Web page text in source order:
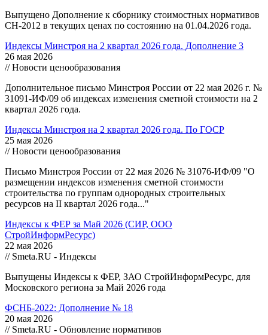
Выпущено Дополнение к сборнику стоимостных нормативов
СН-2012 в текущих ценах по состоянию на 01.04.2026 года.
Индексы Минстроя на 2 квартал 2026 года. Дополнение 3
26 мая 2026
// Новости ценообразования
Дополнительное письмо Минстроя России от 22 мая 2026 г. №
31091-ИФ/09 об индексах изменения сметной стоимости на 2
квартал 2026 года.
Индексы Минстроя на 2 квартал 2026 года. По ГОСР
25 мая 2026
// Новости ценообразования
Письмо Минстроя России от 22 мая 2026 № 31076-ИФ/09 "О
размещении индексов изменения сметной стоимости
строительства по группам однородных строительных
ресурсов на II квартал 2026 года..."
Индексы к ФЕР за Май 2026 (СИР, ООО
СтройИнформРесурс)
22 мая 2026
// Smeta.RU - Индексы
Выпущены Индексы к ФЕР, ЗАО СтройИнформРесурс, для
Московского региона за Май 2026 года
ФСНБ-2022: Дополнение № 18
20 мая 2026
// Smeta.RU - Обновление нормативов